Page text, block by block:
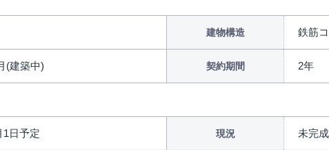
建物構造 鉄筋
(建築中) 契約期間 2年
1日予定 現況 未完成